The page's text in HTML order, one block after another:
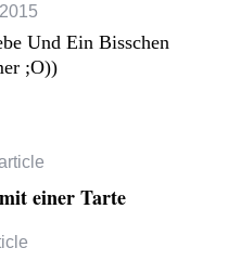
Und Ein Bisschen
;o))
einer Tarte